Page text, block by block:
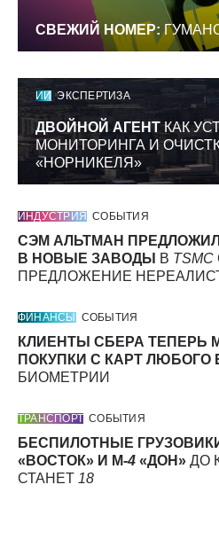
СВЕЖИЙ НОМЕР:
ИИ ЭКСПЕРТИЗА
ДВОЙНОЙ АГЕНТКАК
МОНИТОРИНГА И
«НОРНИКЕЛЯ»
ИНДУСТРИЯ СОБЫТИЯ
СЭМ АЛЬТМАН
В НОВЫЕ ЗАВОДЫ
В TSMC
ПРЕДЛОЖЕНИЕ
ФИНАНСЫ СОБЫТИЯ
КЛИЕНТЫ СБЕРА ТЕПЕРЬ
ПОКУПКИ С КАРТ ЛЮБОГО
БИОМЕТРИИ
ТРАНСПОРТ СОБЫТИЯ
БЕСПИЛОТНЫЕ
«ВОСТОК» И М-4 «ДОН» ДО
СТАНЕТ 18